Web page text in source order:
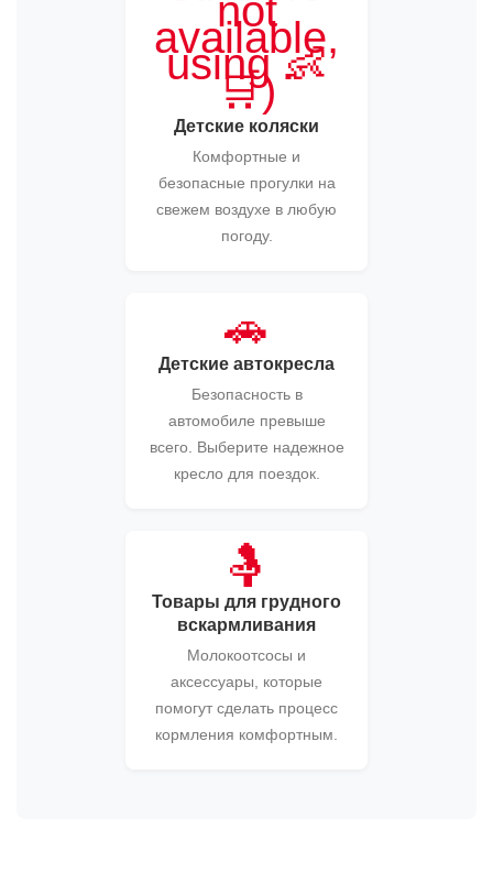
not
available,
using 👶
🛒)
Детские коляски
Комфортные и
безопасные прогулки на
свежем воздухе в любую
погоду.
🚗
Детские автокресла
Безопасность в
автомобиле превыше
всего. Выберите надежное
кресло для поездок.
🤱
Товары для грудного
вскармливания
Молокоотсосы и
аксессуары, которые
помогут сделать процесс
кормления комфортным.